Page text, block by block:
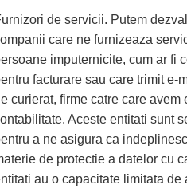
de servicii. Putem
care ne furnizeaza
imputernicite, cum ar fi
facturare sau care trimit e-
curierat, firme catre care
Aceste entitati sunt
a ne asigura ca
de protectie a datelor cu
au o capacitate limitata